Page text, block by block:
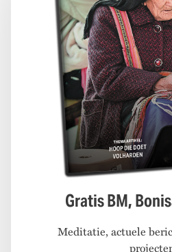
Gratis BM,
Meditatie, actuele